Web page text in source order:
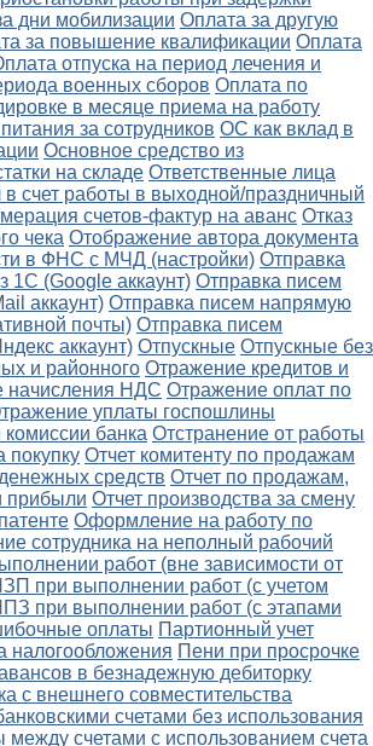
дни мобилизации Оплата за другую
за повышение квалификации Оплата
отпуска на период лечения и
военных сборов Оплата по
в месяце приема на работу
за сотрудников ОС как вклад в
Основное средство из
на складе Ответственные лица
в счет работы в выходной/праздничный
счетов-фактур на аванс Отказ
чека Отображение автора документа
в ФНС с МЧД (настройки) Отправка
1С (Google аккаунт) Отправка писем
аккаунт) Отправка писем напрямую
почты) Отправка писем
аккаунт) Отпускные Отпускные без
и районного Отражение кредитов и
начисления НДС Отражение оплат по
уплаты госпошлины
банка Отстранение от работы
покупку Отчет комитенту по продажам
средств Отчет по продажам,
прибыли Отчет производства за смену
Оформление на работу по
сотрудника на неполный рабочий
работ (вне зависимости от
при выполнении работ (с учетом
при выполнении работ (с этапами
оплаты Партионный учет
налогообложения Пени при просрочке
в безнадежную дебиторку
с внешнего совместительства
счетами без использования
счетами с использованием счета